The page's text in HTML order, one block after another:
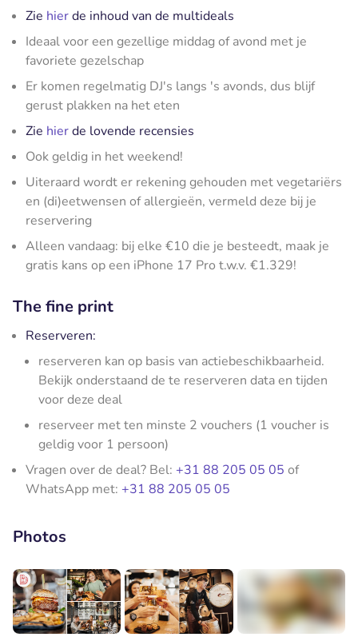
Zie hierde inhoud van de multideals
Ideaal voor een gezellige middag of avond met je
favoriete gezelschap
Er komen regelmatig DJ's langs 's avonds, dus blijf
gerust plakken na het eten
Zie hierde lovende recensies
Ook geldig in het weekend!
Uiteraard wordt er rekening gehouden met vegetariërs
en (di)eetwensen of allergieën, vermeld deze bij je
reservering
Alleen vandaag: bij elke €10 die je besteedt, maak je
gratis kans op een iPhone 17 Pro t.w.v. €1.329!
The fine print
Reserveren:
reserveren kan op basis van actiebeschikbaarheid.
Bekijk onderstaand de te reserveren data en tijden
voor deze deal
reserveer met ten minste 2 vouchers (1 voucher is
geldig voor 1 persoon)
Vragen over de deal? Bel: +31 88 205 05 05 of
WhatsApp met: +31 88 205 05 05
Photos